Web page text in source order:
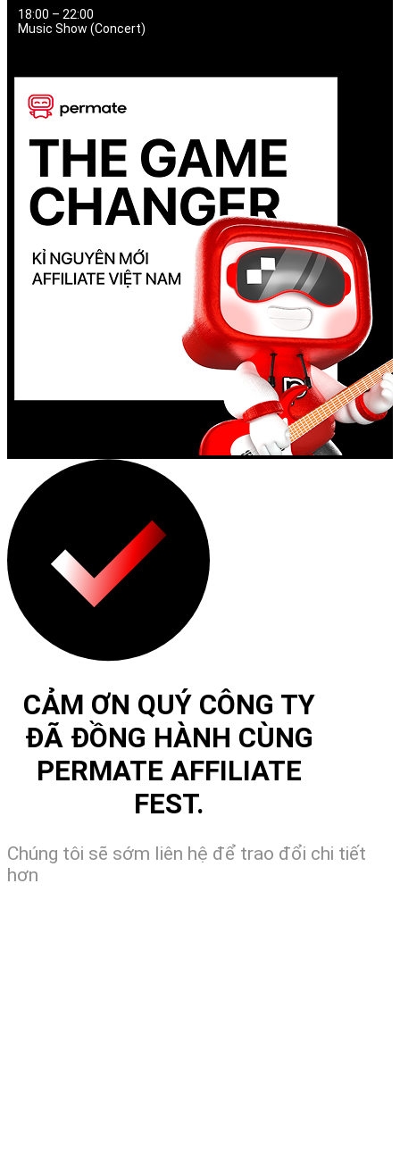
18:00 – 22:00
Music Show (Concert)
CẢM ƠN QUÝ CÔNG TY
ĐÃ ĐỒNG HÀNH CÙNG
PERMATE AFFILIATE
FEST.
Chúng tôi sẽ sớm liên hệ để trao đổi chi tiết
hơn